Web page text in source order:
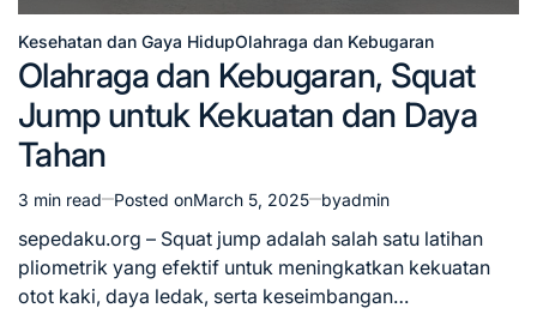
Posted
in
Kesehatan dan Gaya HidupOlahraga dan Kebugaran
Olahraga dan Kebugaran, Squat
Jump untuk Kekuatan dan Daya
Tahan
Estimated
read
time
3 min read Posted onMarch 5, 2025 byadmin
sepedaku.org – Squat jump adalah salah satu latihan
pliometrik yang efektif untuk meningkatkan kekuatan
otot kaki, daya ledak, serta keseimbangan…